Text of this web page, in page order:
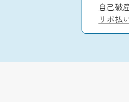
自己破
リボ払